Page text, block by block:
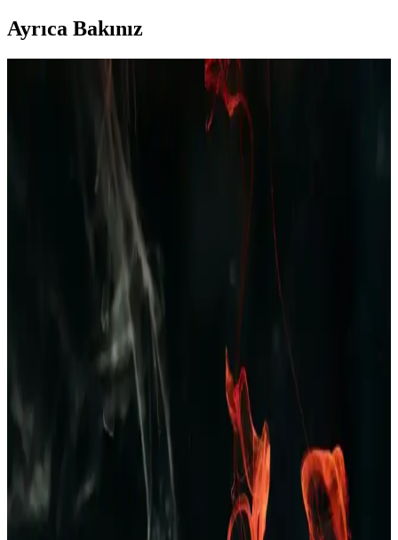
Ayrıca Bakınız
Polar Erkek Pijama Takımı Bordo Lacivert Ekose
Desenli Kış İçin Şık ve Konforlu Giyim Seçeneği
Kış ayları için tasarlanan polar erkek pijama takımı, yumuşak
dokusu ve şık ekose desenleriyle rahatlık ve stil sunar, uzun ömürlü
ve kolay bakım avantajıyla evde konfor sağlar.
Erkek Yazlık Pijama Altları: Rahat ve Şık
Seçenekler ile Yaz Aylarında Konfor
Yazlık erkek pijama altları hafif, nefes alabilir kumaşlardan üretilir,
çeşitli modeller ve desenlerde bulunur, uygun fiyat ve kalite dengesi
önemlidir, yaz aylarında rahatlık sağlar.
Dockers 226324 Kahverengi Erkek Terlik: Şıklık ve
Konforu Bir Arada Sunan Modern Tasarım
Dockers 226324 kahverengi erkek terlik, şık tasarımı ve ortopedik
desteğiyle rahatlık ve dayanıklılık sunar, nefes alabilir yapısıyla gün
boyu konfor sağlar.
Erkekler İçin Kareli Pijama Seçenekleri: Rahat ve
Şık Ev Giyim Tarzları
Kareli pijamalar, erkekler arasında popüler olup, rahatlık ve şıklığı
bir arada sunar. Farklı modeller ve kumaş seçenekleriyle ev
giyiminde ideal tercihlerin başında gelir.